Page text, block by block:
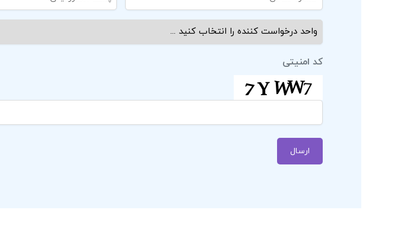
خانوادگی
(ضروری)
تماس:
(ضروری)
الکترونیکی:
واحد
درخواست
کننده:
کد امنیتی